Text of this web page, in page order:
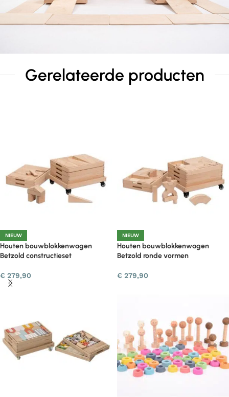
Gerelateerde producten
NIEUW
Houten bouwblokkenwagen
Betzold constructieset
€ 279,90
NIEUW
Houten bouwblokkenwagen
Betzold ronde vormen
€ 279,90